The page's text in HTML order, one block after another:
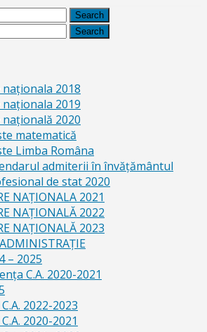
naționala 2018
naționala 2019
națională 2020
matematică
Limba Româna
admiterii în învăţământul
de stat 2020
NAȚIONALA 2021
NAŢIONALĂ 2022
NAŢIONALĂ 2023
– 2025
C.A. 2020-2021
2022-2023
2020-2021